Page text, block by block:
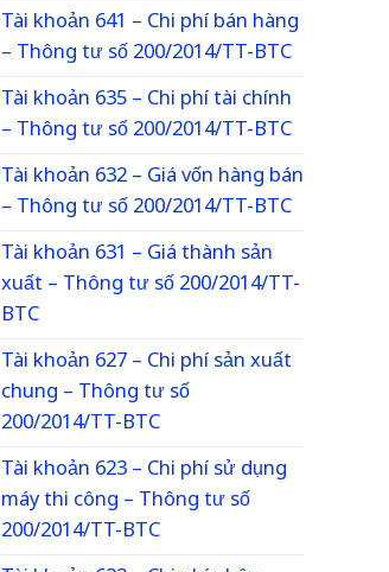
Tài khoản 641 – Chi phí bán hàng
– Thông tư số 200/2014/TT-BTC
Tài khoản 635 – Chi phí tài chính
– Thông tư số 200/2014/TT-BTC
Tài khoản 632 – Giá vốn hàng bán
– Thông tư số 200/2014/TT-BTC
Tài khoản 631 – Giá thành sản
xuất – Thông tư số 200/2014/TT-
BTC
Tài khoản 627 – Chi phí sản xuất
chung – Thông tư số
200/2014/TT-BTC
Tài khoản 623 – Chi phí sử dụng
máy thi công – Thông tư số
200/2014/TT-BTC